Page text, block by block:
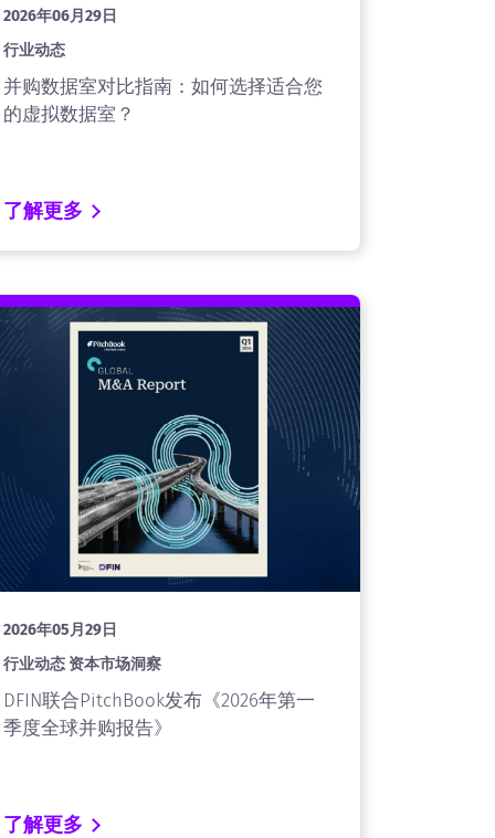
2026年06月29日
行业动态
并购数据室对比指南：如何选择适合您
的虚拟数据室？
了解更多
2026年05月29日
行业动态 资本市场洞察
DFIN联合PitchBook发布《2026年第一
季度全球并购报告》
了解更多